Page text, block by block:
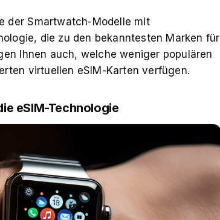
der Smartwatch-Modelle mit
die zu den bekanntesten Marken für
Ihnen auch, welche weniger populären
virtuellen eSIM-Karten verfügen.
eSIM-Technologie